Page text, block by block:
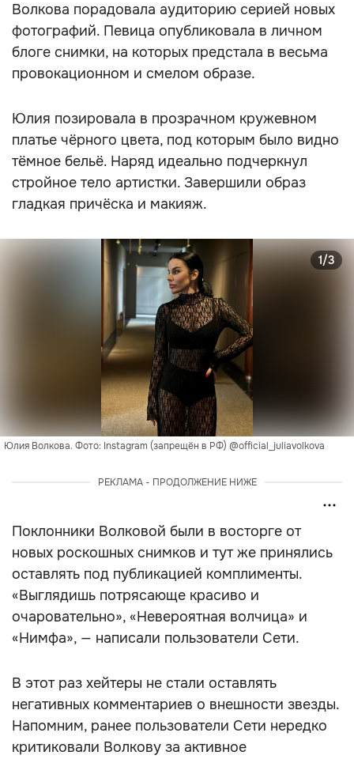
Волкова порадовала аудиторию серией новых
фотографий. Певица опубликовала в личном
блоге снимки, на которых предстала в весьма
провокационном и смелом образе.
Юлия позировала в прозрачном кружевном
платье чёрного цвета, под которым было видно
тёмное бельё. Наряд идеально подчеркнул
стройное тело артистки. Завершили образ
гладкая причёска и макияж.
Юлия Волкова. Фото: Instagram (запрещён в РФ) @official_juliavolkova
1/3
РЕКЛАМА - ПРОДОЛЖЕНИЕ НИЖЕ
Поклонники Волковой были в восторге от
новых роскошных снимков и тут же принялись
оставлять под публикацией комплименты.
«Выглядишь потрясающе красиво и
очаровательно», «Невероятная волчица» и
«Нимфа», — написали пользователи Сети.
В этот раз хейтеры не стали оставлять
негативных комментариев о внешности звезды.
Напомним, ранее пользователи Сети нередко
критиковали Волкову за активное